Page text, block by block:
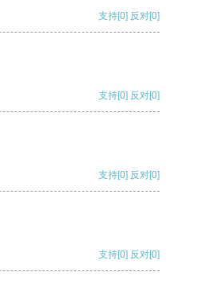
支持[0] 反对[0]
支持[0] 反对[0]
支持[0] 反对[0]
支持[0] 反对[0]